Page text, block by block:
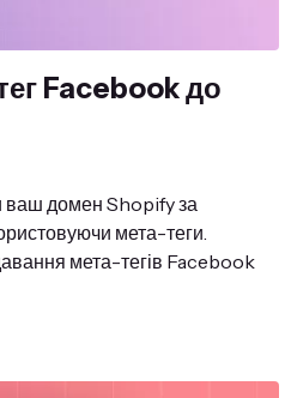
Facebook до
ваш домен Shopify за
мета-теги.
мета-тегів Facebook